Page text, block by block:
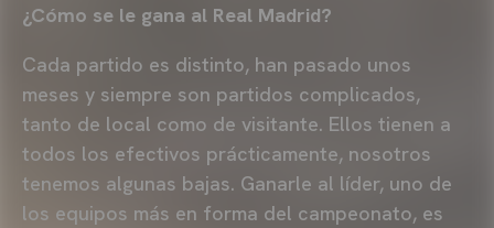
¿Cómo se le gana al Real Madrid?
Cada partido es distinto, han pasado unos
meses y siempre son partidos complicados,
tanto de local como de visitante. Ellos tienen a
todos los efectivos prácticamente, nosotros
tenemos algunas bajas. Ganarle al líder, uno de
los equipos más en forma del campeonato, es